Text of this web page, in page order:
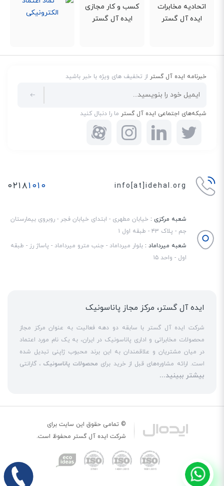
خبرنامه ایده آل گستراز تخفیف های ویژه با خبر باشید
شبکه‌های اجتماعی ایده آل گسترما را دنبال کنید
info[at]idehal.org ۰۲۱۸۱۰۱۰
شعبه مرکزی : خیابان مطهری - ابتدای خیابان فجر - روبروی بیمارستان
جم - پلاک ۴۳ - طبقه اول ۱
شعبه میرداماد : بلوار میرداماد - جنب مترو میرداماد - پاساژ رز - طبقه
اول - واحد ۱۵
ایده آل گستر، مرکز مجاز پاناسونیک
شرکت ایده آل گستر با سابقه دو دهه فعالیت به عنوان مرکز مجاز
محصولات مخابراتی و اداری پاناسونیک در ایران، به یک نام مورد اعتماد
در میان مشتریان و علاقمندان به این برند محبوب ژاپنی تبدیل شده
است. ارائه مشاوره‌های قبل از خرید برایمحصولات پاناسونیک، گارانتی
18 ماهه معتبر و شرکتی برای کلیه محصولات عرضه شده و تعهد کامل
انواع مراکز
سانترال
است. این مهم با اتکا به تکنسین‌های فنی و مجرب
که در ایننمایندگی سانترال پاناسونیک
حاضر هستند، حاصل می‌شود. به
خدمات مبتنی برتلفناز جمله عرضهتلفن بیسیمو
اورجینال،
تلفن سانترالو تلفن پاناسونیک تحت شبکه و خرید
تلفن ویپ
حضوری پررنگ را در بازارهای داخلی تجربه کرده است. یکی دیگر از
بیشتر ببینید...
© تمامی حقوق این سایت برای
شرکتایده آل گسترمحفوظ است.